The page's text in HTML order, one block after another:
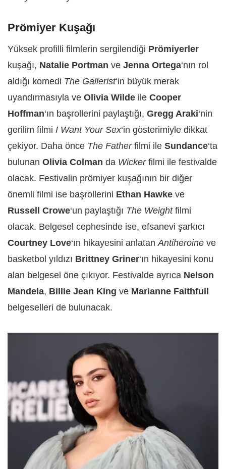
Prömiyer Kuşağı
Yüksek profilli filmlerin sergilendiği Prömiyerler
kuşağı, Natalie Portman ve Jenna Ortega‘nın rol
aldığı komedi The Gallerist‘in büyük merak
uyandırmasıyla ve Olivia Wilde ile Cooper
Hoffman‘ın başrollerini paylaştığı, Gregg Araki‘nin
gerilim filmi I Want Your Sex‘in gösterimiyle dikkat
çekiyor. Daha önce The Fatherfilmi ile Sundance‘ta
bulunan Olivia Colman da Wickerfilmi ile festivalde
olacak. Festivalin prömiyer kuşağının bir diğer
önemli filmi ise başrollerini Ethan Hawke ve
Russell Crowe‘un paylaştığı The Weightfilmi
olacak. Belgesel cephesinde ise, efsanevi şarkıcı
Courtney Love‘ın hikayesini anlatanAntiheroine ve
basketbol yıldızı Brittney Griner‘ın hikayesini konu
alan belgesel öne çıkıyor. Festivalde ayrıca Nelson
Mandela, Billie Jean King ve Marianne Faithfull
belgeselleri de bulunacak.